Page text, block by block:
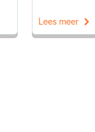
Lees meer